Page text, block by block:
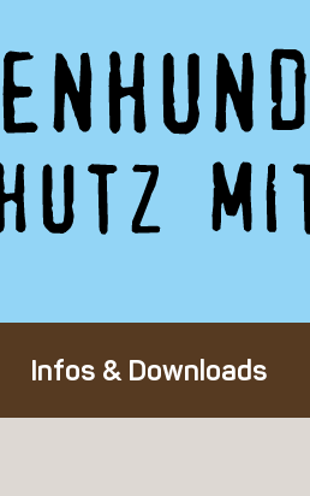
Infos & Downloads
Adoption eines Tieres